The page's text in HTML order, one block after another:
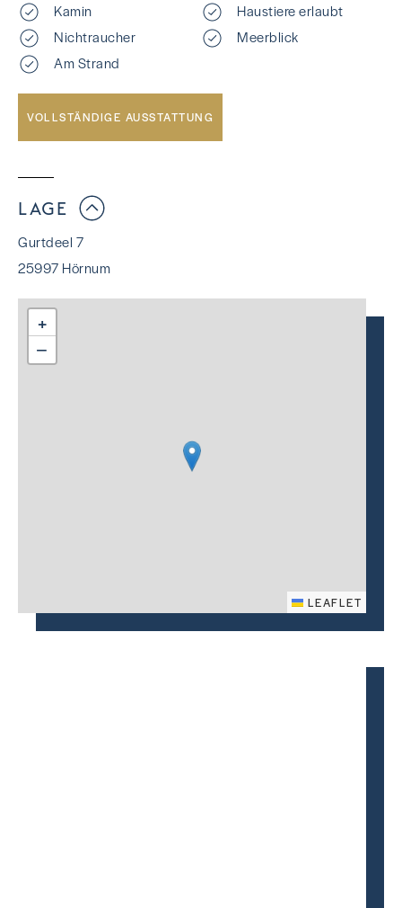
Kamin
Haustiere erlaubt
Nichtraucher
Meerblick
Am Strand
VOLLSTÄNDIGE AUSSTATTUNG
LAGE
Gurtdeel 7
25997 Hörnum
+
−
LEAFLET